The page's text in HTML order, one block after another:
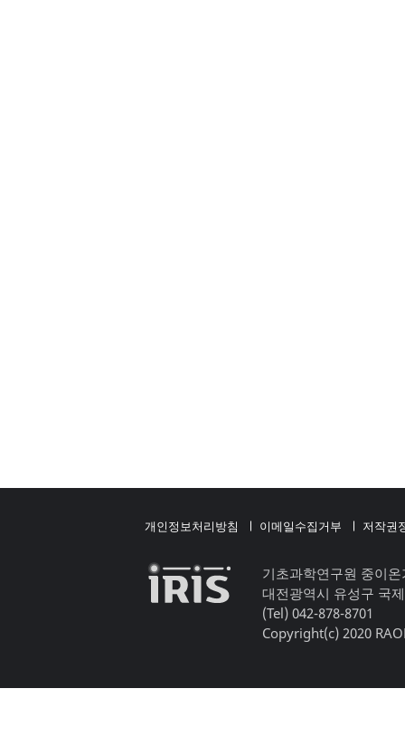
개인정보처리방침 이메일수집거부 저작권
기초과학연구원 중이
대전광역시 유성구 국
(Tel) 042-878-8701
Copyright(c) 2020